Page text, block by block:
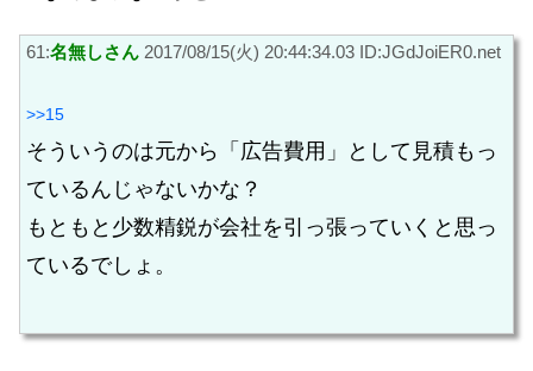
61:名無しさん 2017/08/15(火) 20:44:34.03 ID:JGdJoiER0.net
>>15
そういうのは元から「広告費用」として見積もっ
ているんじゃないかな？
もともと少数精鋭が会社を引っ張っていくと思っ
ているでしょ。